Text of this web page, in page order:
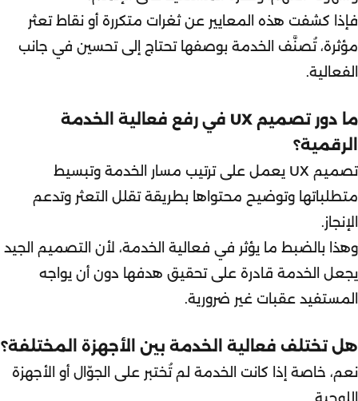
فإذا كشفت هذه المعايير عن ثغرات متكررة أو نقاط تعثر
مؤثرة، تُصنَّف الخدمة بوصفها تحتاج إلى تحسين في جانب
الفعالية.
ما دور تصميم UX في رفع فعالية الخدمة
الرقمية؟
تصميم UX يعمل على ترتيب مسار الخدمة وتبسيط
متطلباتها وتوضيح محتواها بطريقة تقلل التعثر وتدعم
الإنجاز.
وهذا بالضبط ما يؤثر في فعالية الخدمة، لأن التصميم الجيد
يجعل الخدمة قادرة على تحقيق هدفها دون أن يواجه
المستفيد عقبات غير ضرورية.
هل تختلف فعالية الخدمة بين الأجهزة المختلفة؟
نعم، خاصة إذا كانت الخدمة لم تُختبر على الجوّال أو الأجهزة